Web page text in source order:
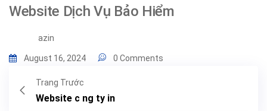
Website Dịch Vụ Bảo Hiểm
azin
August 16, 2024 0 Comments
Trang Trước
Website c ng ty in